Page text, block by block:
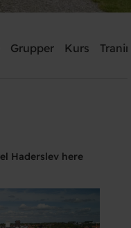
Grupper Kurs
Haderslev here